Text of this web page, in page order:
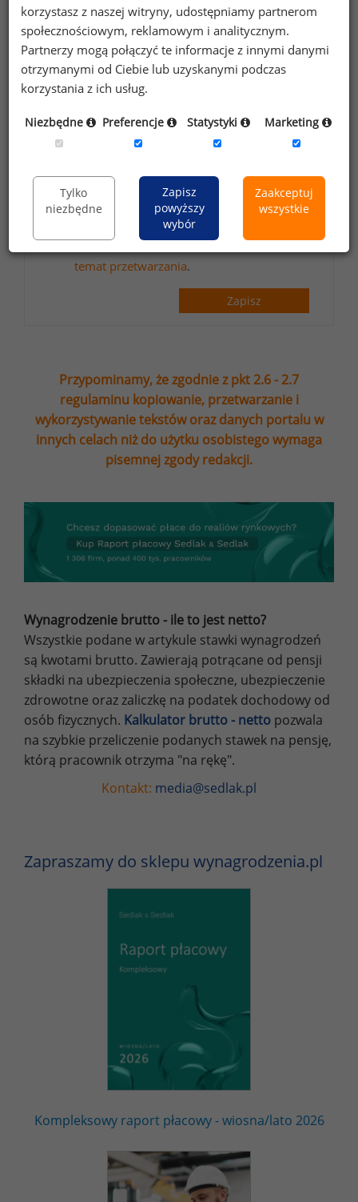
Wyrażam zgodę na przetwarzanie moich
danych osobowych zawartych w
formularzu przez Sedlak
Sedlak sp. z o.o.
sp. k. w celu otrzymywania bezpłatnego
Wyrażam zgodę na przesyłanie na podany
adres e-mail ofert handlowych oraz
informacji marketingowych. Oświadczam,
że zapoznałem się z treścią
informacji na
temat przetwarzania.
Zapisz
Przypominamy, że zgodnie z pkt 2.6 - 2.7
regulaminu kopiowanie, przetwarzanie i
wykorzystywanie tekstów oraz danych portalu w
innych celach niż do użytku osobistego wymaga
pisemnej zgody redakcji.
Wynagrodzenie brutto - ile to jest netto?
Wszystkie podane w artykule stawki wynagrodzeń
są kwotami brutto. Zawierają potrącane od pensji
składki na ubezpieczenia społeczne, ubezpieczenie
zdrowotne oraz zaliczkę na podatek dochodowy od
osób fizycznych. Kalkulator brutto - netto pozwala
na szybkie przeliczenie podanych stawek na pensję,
którą pracownik otrzyma "na rękę".
Kontakt: media@sedlak.pl
Zapraszamy do sklepu wynagrodzenia.pl
Kompleksowy raport płacowy - wiosna/lato 2026
korzystasz z naszej witryny, udostępniamy partnerom
społecznościowym, reklamowym i analitycznym.
Partnerzy mogą połączyć te informacje z innymi danymi
otrzymanymi od Ciebie lub uzyskanymi podczas
korzystania z ich usług.
Niezbędne Preferencje Statystyki Marketing
Tylko
niezbędne
Zapisz
powyższy
wybór
Zaakceptuj
wszystkie